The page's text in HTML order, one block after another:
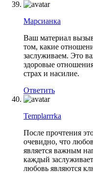
Марсианка
Ваш материал
том, какие
заслуживаем. Это
здоровые
страх и насилие.
Ответить
Templarrrka
После прочтения
очевидно, что
является важным
каждый
любовь являются